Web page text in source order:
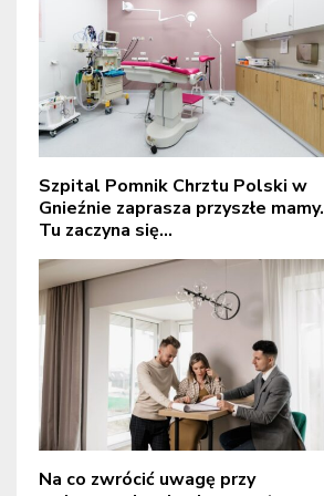
Szpital Pomnik Chrztu Polski w
Gnieźnie zaprasza przyszłe mamy.
Tu zaczyna się...
Na co zwrócić uwagę przy